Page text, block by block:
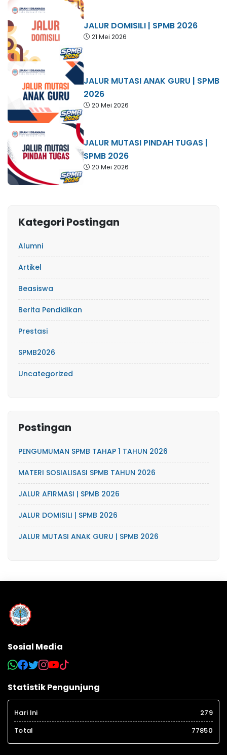
JALUR DOMISILI | SPMB 2026
21 Mei 2026
JALUR MUTASI ANAK GURU | SPMB
2026
20 Mei 2026
JALUR MUTASI PINDAH TUGAS |
SPMB 2026
20 Mei 2026
Kategori Postingan
Alumni
Artikel
Beasiswa
Berita Pendidikan
Prestasi
SPMB2026
Uncategorized
Postingan
PENGUMUMAN SPMB TAHAP 1 TAHUN 2026
MATERI SOSIALISASI SPMB TAHUN 2026
JALUR AFIRMASI | SPMB 2026
JALUR DOMISILI | SPMB 2026
JALUR MUTASI ANAK GURU | SPMB 2026
Sosial Media
Statistik Pengunjung
Hari Ini
279
Total
77850